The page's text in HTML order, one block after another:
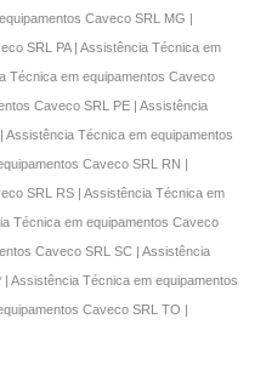
Caveco SRL MG |
SRL PA | Assistência Técnica em
Técnica em equipamentos Caveco
Caveco SRL PE | Assistência
Técnica em equipamentos
Caveco SRL RN |
SRL RS | Assistência Técnica em
Técnica em equipamentos Caveco
Caveco SRL SC | Assistência
Assistência Técnica em equipamentos
Caveco SRL TO |